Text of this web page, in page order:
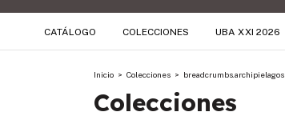
CATÁLOGO COLECCIONES UBA XXI 2026
Inicio > Colecciones > breadcrumbs.archipielagos
Colecciones